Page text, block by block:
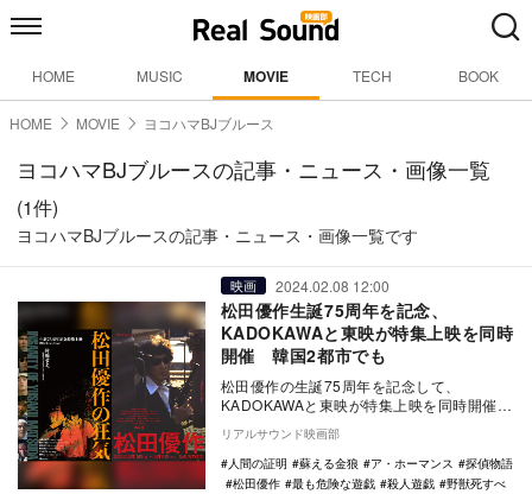
HOME MUSIC MOVIE TECH BOOK
HOME MOVIE ヨコハマBJブルース
ヨコハマBJブルースの記事・ニュース・画像一覧
(1件)
ヨコハマBJブルースの記事・ニュース・画像一覧です
映画 2024.02.08 12:00
松田優作生誕75周年を記念、
KADOKAWAと東映が特集上映を同時
開催 韓国2都市でも
松田優作の生誕75周年を記念して、
KADOKAWAと東映が特集上映を同時開催す
ることが決定。『角川シネマコレクション
松田優作の…
リアルサウンド映画部
人間の証明
蘇える金狼 ア・ホーマンス
探偵物語
松田優作
最も危険な遊戯 殺人遊戯
野獣死すべ